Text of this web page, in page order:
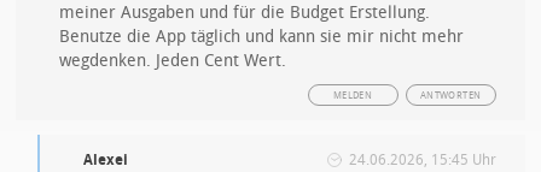
meiner Ausgaben und für die Budget Erstellung.
Benutze die App täglich und kann sie mir nicht mehr
wegdenken. Jeden Cent Wert.
ANTWORTEN
MELDEN
Alexei 24.06.2026, 15:45 Uhr